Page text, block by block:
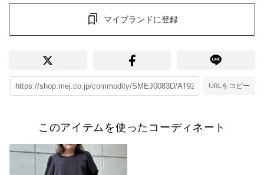
マイブランドに登録
URLをコピー
このアイテムを使ったコーディネート